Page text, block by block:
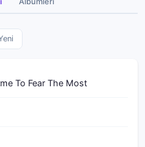
To Fear The Most